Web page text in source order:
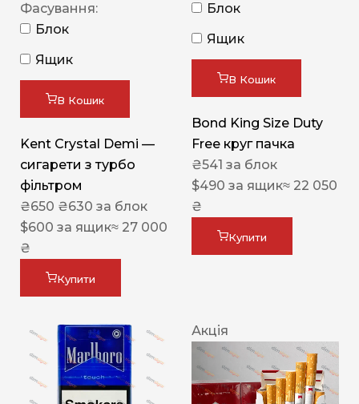
Фасування:
Блок
Ящик
В Кошик
Kent Crystal Demi —
сигарети з турбо
фільтром
₴650 ₴630 за блок
$600 за ящик≈ 27 000
₴
Купити
Блок
Ящик
В Кошик
Bond King Size Duty
Free круг пачка
₴541 за блок
$490 за ящик≈ 22 050
₴
Купити
Акція